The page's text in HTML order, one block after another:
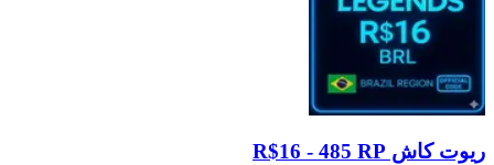
ريوت كاش R$16 - 485 RP